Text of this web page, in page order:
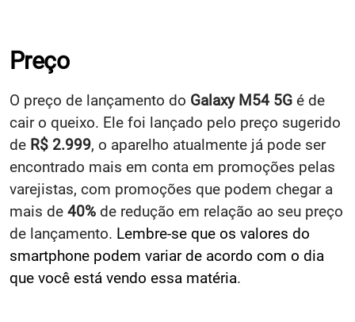
Preço
O preço de lançamento do Galaxy M54 5G é de
cair o queixo. Ele foi lançado pelo preço sugerido
de R$ 2.999, o aparelho atualmente já pode ser
encontrado mais em conta em promoções pelas
varejistas, com promoções que podem chegar a
mais de 40% de redução em relação ao seu preço
de lançamento. Lembre-se que os valores do
smartphone podem variar de acordo com o dia
que você está vendo essa matéria.